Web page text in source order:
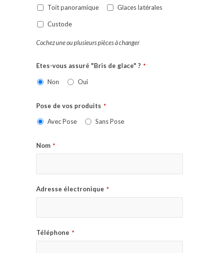
Toit panoramique Glaces latérales
Custode
Cochez une ou plusieurs pièces à changer
Etes-vous assuré "Bris de glace" ? *
Non Oui
Pose de vos produits *
Avec Pose Sans Pose
Nom *
Adresse électronique *
Téléphone *